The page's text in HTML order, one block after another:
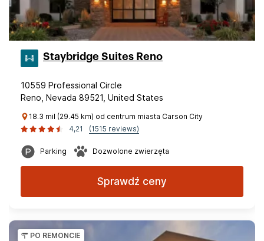
Staybridge Suites Reno
10559 Professional Circle
Reno, Nevada 89521, United States
18.3 mil (29.45 km) od centrum miasta Carson City
4,21
(1515 reviews)
Parking Dozwolone zwierzęta
Sprawdź ceny
PO REMONCIE